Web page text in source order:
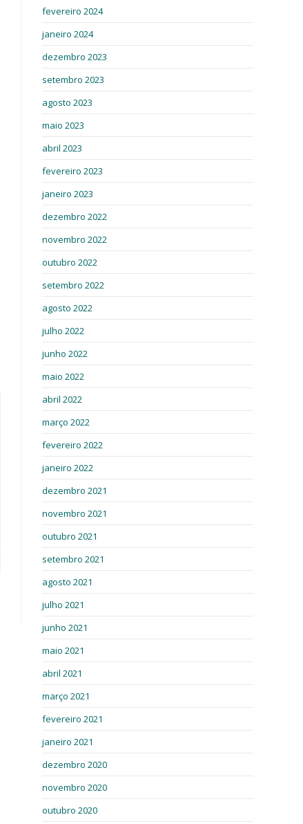
fevereiro 2024
janeiro 2024
dezembro 2023
setembro 2023
agosto 2023
maio 2023
abril 2023
fevereiro 2023
janeiro 2023
dezembro 2022
novembro 2022
outubro 2022
setembro 2022
agosto 2022
julho 2022
junho 2022
maio 2022
abril 2022
março 2022
fevereiro 2022
janeiro 2022
dezembro 2021
novembro 2021
outubro 2021
setembro 2021
agosto 2021
julho 2021
junho 2021
maio 2021
abril 2021
março 2021
fevereiro 2021
janeiro 2021
dezembro 2020
novembro 2020
outubro 2020